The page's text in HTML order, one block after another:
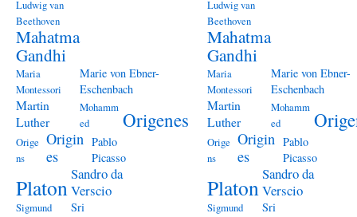
Ludwig van
Beethoven
Mahatma
Gandhi
Maria
Montessori
Marie von Ebner-
Eschenbach
Martin
Luther
Mohamm
ed
Origenes
Orige
ns
Origin
es
Pablo
Picasso
Platon
Sandro da
Verscio
Sigmund
Sri
Ludwig van
Beethoven
Mahatma
Gandhi
Maria
Montessori
Marie von Ebner-
Eschenbach
Martin
Luther
Mohamm
ed
Orige
ns
Origin
es
Pablo
Picasso
Platon
Sandro da
Verscio
Sigmund
Sri